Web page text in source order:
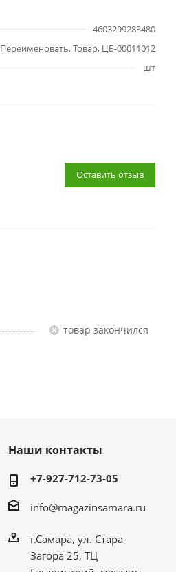
4603299283480
Переименовать, Товар, ЦБ-00011012
шт
Оставить отзыв
Товар закончился
Наши контакты
+7-927-712-73-05
info@magazinsamara.ru
г.Самара, ул. Стара-
Загора 25, ТЦ